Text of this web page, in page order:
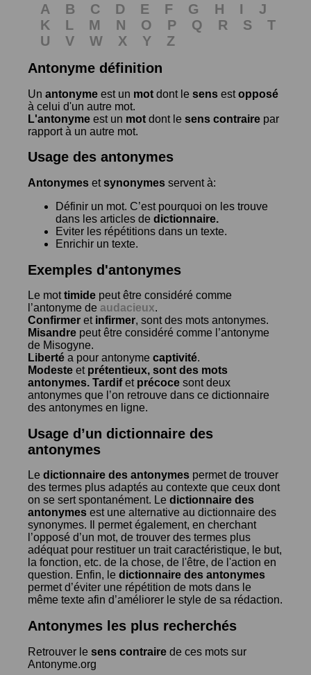
A B C D E F G H I
J
K
L M N O P Q R S
T
U
V W X Y
Z
Antonyme définition
Un antonyme est un mot dont le sens estopposé
à celui d'un autre mot.
L'antonyme est un mot dont le sens contraire par
rapport à un autre mot.
Usage des antonymes
Antonymes etsynonymes servent à:
Définir un mot. C’est pourquoi on les trouve
dans les articles de dictionnaire.
Eviter les répétitions dans un texte.
Enrichir un texte.
Exemples d'antonymes
Le mottimide peut être considéré comme
l’antonyme de audacieux.
Confirmer et infirmer, sont des mots antonymes.
Misandre peut être considéré comme l’antonyme
de Misogyne.
Liberté a pour antonyme captivité.
Modeste et prétentieux, sont des mots
antonymes. Tardifet précoce sont deux
antonymes que l’on retrouve dans ce dictionnaire
des antonymes en ligne.
Usage d’un dictionnaire des
antonymes
Le dictionnaire des antonymes permet de trouver
des termes plus adaptés au contexte que ceux dont
on se sert spontanément. Le dictionnaire des
antonymes est une alternative au dictionnaire des
synonymes. Il permet également, en cherchant
l’opposé d’un mot, de trouver des termes plus
adéquat pour restituer un trait caractéristique, le but,
la fonction, etc. de la chose, de l'être, de l'action en
question. Enfin, le dictionnaire des antonymes
permet d’éviter une répétition de mots dans le
même texte afin d’améliorer le style de sa rédaction.
Antonymes les plus recherchés
Retrouver le sens contraire de ces mots sur
Antonyme.org